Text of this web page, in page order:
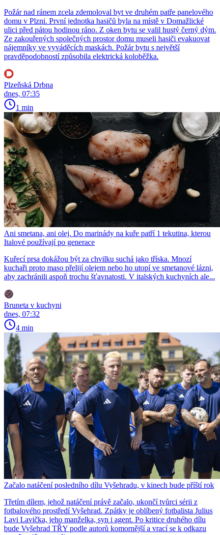
Požár nad ránem zcela zdemoloval byt ve druhém patře panelového
domu v Plzni. První jednotka hasičů byla na místě v Domažlické
ulici před pátou hodinou ráno. Z oken bytu se valil hustý černý dým.
Ze zakouřených společných prostor domu museli hasiči evakuovat
nájemníky ve vyváděcích maskách. Požár bytu s největší
pravděpodobností způsobila elektrická koloběžka.
Plzeňská Drbna
dnes, 07:35
1 min
Ani smetana, ani olej. Do marinády na kuře patří 1 tekutina, kterou
Italové používají po generace
Kuřecí prsa dokážou být za chvilku suchá jako tříska. Mnozí
kuchaři proto maso přelijí olejem nebo ho utopí ve smetanové lázni,
aby zachránili aspoň trochu šťavnatosti. V italských kuchyních ale...
Bruneta v kuchyni
dnes, 07:32
4 min
Začalo natáčení posledního dílu Vyšehradu, v kinech bude příští rok
Třetím dílem, jehož natáčení právě začalo, ukončí tvůrci sérii z
fotbalového prostředí Vyšehrad. Zpátky je oblíbený fotbalista Julius
Lavi Lavička, jeho manželka, syn i agent. Po kritice druhého dílu
bude Vyšehrad TŘY podle autorů komornější a vrací se k odkazu